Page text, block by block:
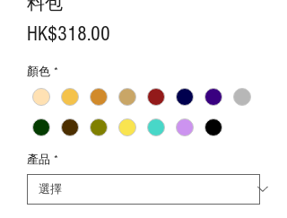
HK$318.00
顏色 *
產品 *